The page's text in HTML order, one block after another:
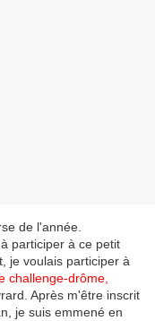
de l'année.
participer à ce petit
je voulais participer à
challenge-drôme
Après m'être inscrit
je suis emmené en